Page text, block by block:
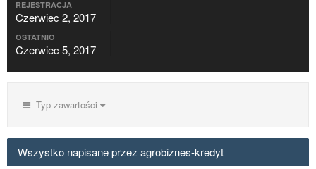
REJESTRACJA
Czerwiec 2, 2017
OSTATNIO
Czerwiec 5, 2017
Typ zawartości
Wszystko napisane przez agrobiznes-kredyt